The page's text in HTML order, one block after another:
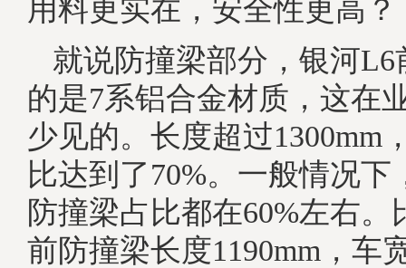
用料更实在，安全性更高？
就说防撞梁部分，银河L6
的是7系铝合金材质，这在
少见的。长度超过1300mm
比达到了70%。一般情况下
防撞梁占比都在60%左右。
前防撞梁长度1190mm，车